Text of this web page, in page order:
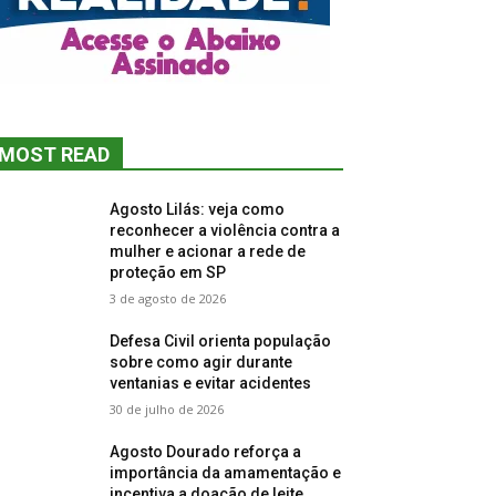
READ
Agosto Lilás: veja como
reconhecer a violência contra a
mulher e acionar a rede de
proteção em SP
3 de agosto de 2026
Defesa Civil orienta população
sobre como agir durante
ventanias e evitar acidentes
30 de julho de 2026
Agosto Dourado reforça a
importância da amamentação e